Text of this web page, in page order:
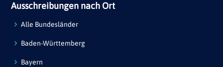
Ausschreibungen nach Ort
Alle Bundesländer
Baden-Württemberg
Bayern